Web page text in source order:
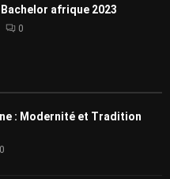
afrique 2023
0
: Modernité et Tradition
0